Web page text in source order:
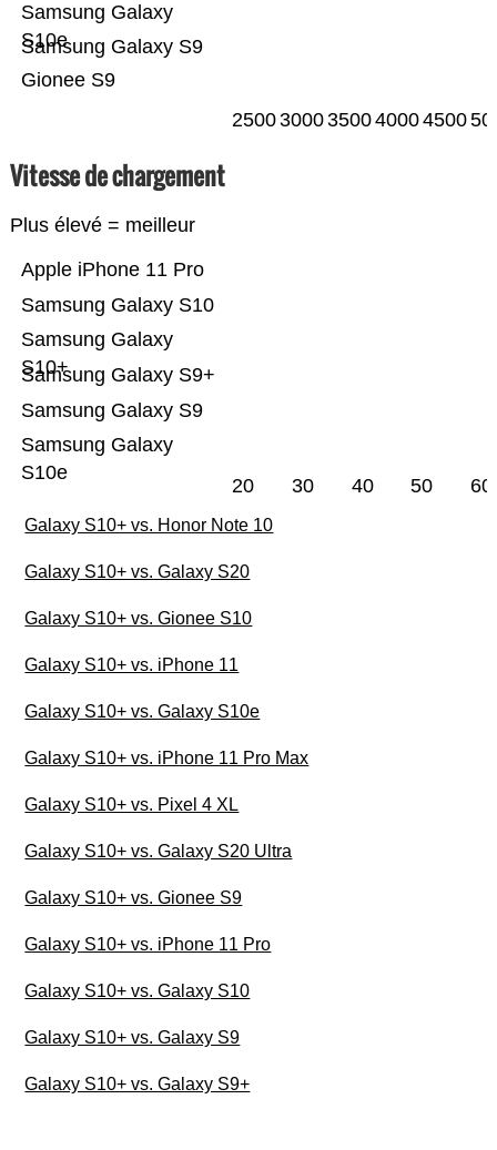
Gionee S9
Samsung Galaxy S9
Samsung Galaxy
S10e
25003000350040004500
Vitesse de chargement
Plus élevé = meilleur
Samsung Galaxy
S10e
Samsung Galaxy S9
Samsung Galaxy S9+
Samsung Galaxy
S10+
Samsung Galaxy S10
Apple iPhone 11 Pro
20 30 40 50 60
Galaxy S10+ vs. Honor Note 10
Galaxy S10+ vs. Galaxy S20
Galaxy S10+ vs. Gionee S10
Galaxy S10+ vs. iPhone 11
Galaxy S10+ vs. Galaxy S10e
Galaxy S10+ vs. iPhone 11 Pro Max
Galaxy S10+ vs. Pixel 4 XL
Galaxy S10+ vs. Galaxy S20 Ultra
Galaxy S10+ vs. Gionee S9
Galaxy S10+ vs. iPhone 11 Pro
Galaxy S10+ vs. Galaxy S10
Galaxy S10+ vs. Galaxy S9
Galaxy S10+ vs. Galaxy S9+